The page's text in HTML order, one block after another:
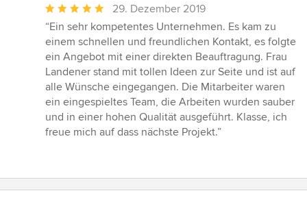
Durchschnittliche
Bewertung:
5
von
5
Sternen
29. Dezember 2019
“Ein sehr kompetentes Unternehmen. Es kam zu
einem schnellen und freundlichen Kontakt, es folgte
ein Angebot mit einer direkten Beauftragung. Frau
Landener stand mit tollen Ideen zur Seite und ist auf
alle Wünsche eingegangen. Die Mitarbeiter waren
ein eingespieltes Team, die Arbeiten wurden sauber
und in einer hohen Qualität ausgeführt. Klasse, ich
freue mich auf dass nächste Projekt.”